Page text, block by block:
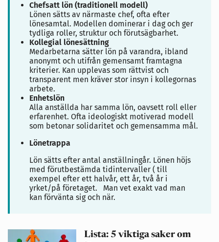
Chefsatt lön (traditionell modell)
Lönen sätts av närmaste chef, ofta efter
lönesamtal. Modellen dominerar i dag och ger
tydliga roller, struktur och förutsägbarhet.
Kollegial lönesättning
Medarbetarna sätter lön på varandra, ibland
anonymt och utifrån gemensamt framtagna
kriterier. Kan upplevas som rättvist och
transparent men kräver stor insyn i kollegornas
arbete.
Enhetslön
Alla anställda har samma lön, oavsett roll eller
erfarenhet. Ofta ideologiskt motiverad modell
som betonar solidaritet och gemensamma mål.
Lönetrappa
Lön sätts efter antal anställningår. Lönen höjs
med förutbestämda tidintervaller ( till
exempel efter ett halvår, ett år, två år i
yrket/på företaget. Man vet exakt vad man
kan förvänta sig och när.
Lista: 5 viktiga saker om